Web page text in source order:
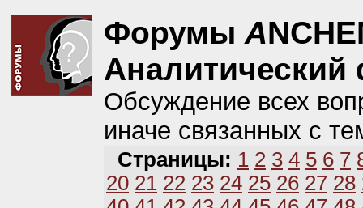
Форумы A
Обсуждение всех
иначе связанных с
Страницы: 1 2 3 4 5 6 7
20 21 22 23 24 25 26 27 28